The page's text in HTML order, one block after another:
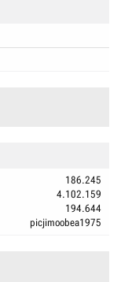
186.245
4.102.159
194.644
picjimoobea1975